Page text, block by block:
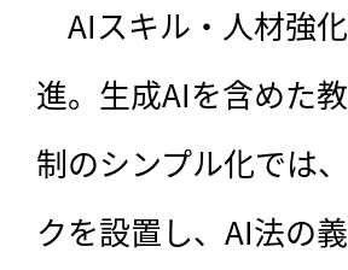
AIスキル・人材強
進。生成AIを含めた
制のシンプル化では
クを設置し、AI法の